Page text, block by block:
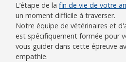
L’étape de la fin de vie de votre
un moment difficile à traverser.
Notre équipe de vétérinaires et
est spécifiquement formée pour
vous guider dans cette épreuve
empathie.